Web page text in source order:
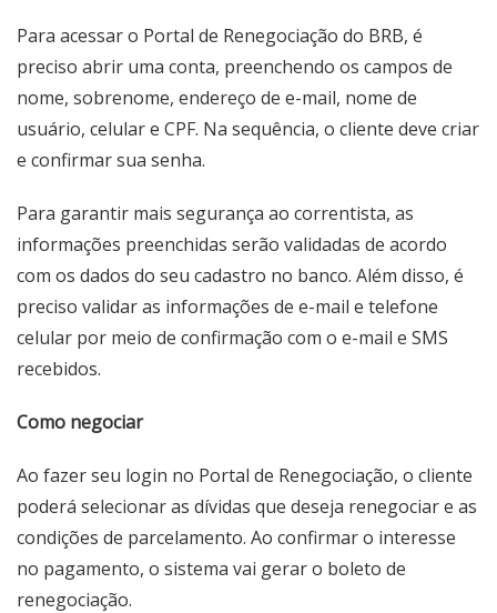
Para acessar o Portal de Renegociação do BRB, é
preciso abrir uma conta, preenchendo os campos de
nome, sobrenome, endereço de e-mail, nome de
usuário, celular e CPF. Na sequência, o cliente deve criar
e confirmar sua senha.
Para garantir mais segurança ao correntista, as
informações preenchidas serão validadas de acordo
com os dados do seu cadastro no banco. Além disso, é
preciso validar as informações de e-mail e telefone
celular por meio de confirmação com o e-mail e SMS
recebidos.
Como negociar
Ao fazer seu login no Portal de Renegociação, o cliente
poderá selecionar as dívidas que deseja renegociar e as
condições de parcelamento. Ao confirmar o interesse
no pagamento, o sistema vai gerar o boleto de
renegociação.